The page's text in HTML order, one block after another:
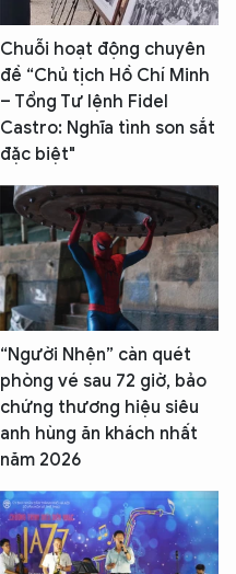
Chuỗi hoạt động chuyên
đề “Chủ tịch Hồ Chí Minh
– Tổng Tư lệnh Fidel
Castro: Nghĩa tình son sắt
đặc biệt"
“Người Nhện” càn quét
phòng vé sau 72 giờ, bảo
chứng thương hiệu siêu
anh hùng ăn khách nhất
năm 2026